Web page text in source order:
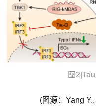
图
(图源：Yang